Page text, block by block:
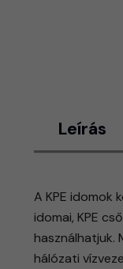
Leírás
A KPE idomok
idomai, KPE
használhatjuk.
hálózati